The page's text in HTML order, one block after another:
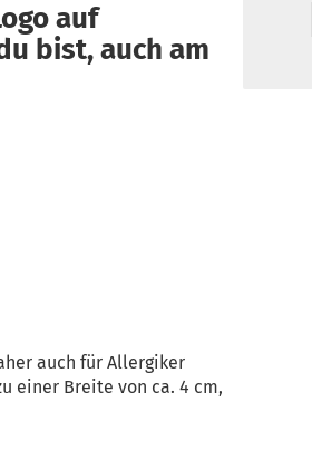
auf
bist, auch am
auch für Allergiker
einer Breite von ca. 4 cm,